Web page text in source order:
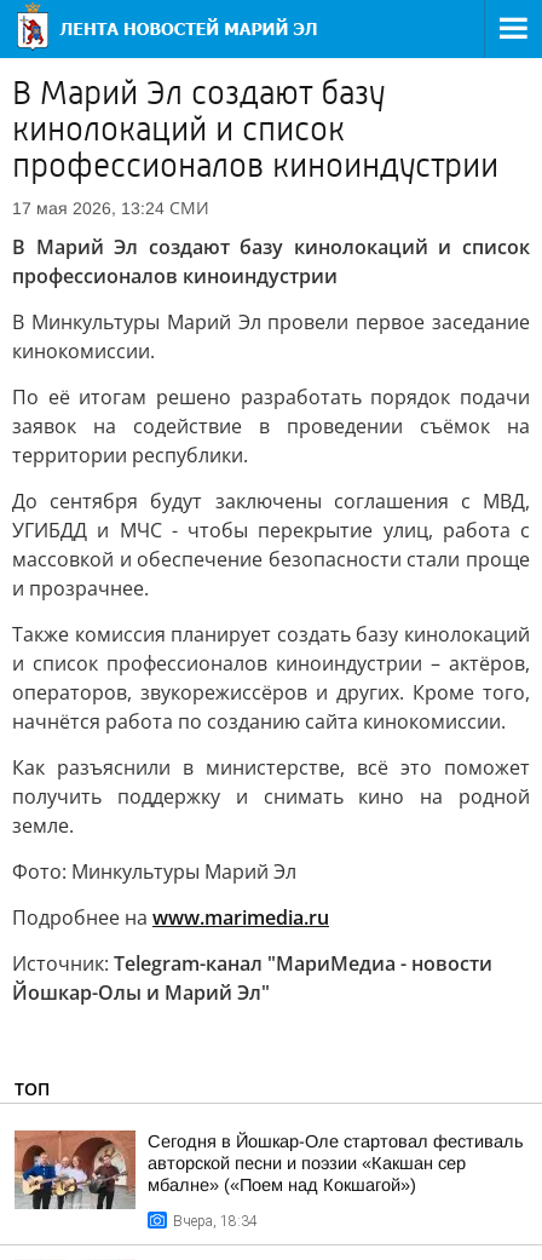
В Марий Эл создают базу
кинолокаций и список
профессионалов киноиндустрии
17 мая 2026, 13:24 СМИ
В Марий Эл создают базу кинолокаций и список
профессионалов киноиндустрии
В Минкультуры Марий Эл провели первое заседание
кинокомиссии.
По её итогам решено разработать порядок подачи
заявок на содействие в проведении съёмок на
территории республики.
До сентября будут заключены соглашения с МВД,
УГИБДД и МЧС - чтобы перекрытие улиц, работа с
массовкой и обеспечение безопасности стали проще
и прозрачнее.
Также комиссия планирует создать базу кинолокаций
и список профессионалов киноиндустрии – актёров,
операторов, звукорежиссёров и других. Кроме того,
начнётся работа по созданию сайта кинокомиссии.
Как разъяснили в министерстве, всё это поможет
получить поддержку и снимать кино на родной
земле.
Фото: Минкультуры Марий Эл
Подробнее на www.marimedia.ru
Источник: Telegram-канал "МариМедиа - новости
Йошкар-Олы и Марий Эл"
ТОП
Сегодня в Йошкар-Оле стартовал фестиваль
авторской песни и поэзии «Какшан сер
мбалне» («Поем над Кокшагой»)
Вчера, 18:34